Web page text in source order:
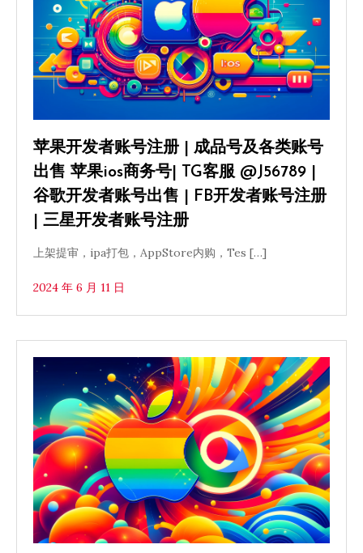
苹果开发者账号注册 | 成品号及各类账号
出售 苹果ios商务号| TG客服 @J56789 |
谷歌开发者账号出售 | FB开发者账号注册
| 三星开发者账号注册
上架提审，ipa打包，AppStore内购，Tes […]
2024 年 6 月 11 日